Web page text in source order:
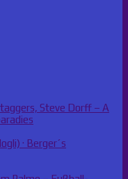
Steve Dorff – A
· Berger´s